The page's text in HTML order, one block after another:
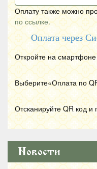
Оплату также можно
по ссылке.
Оплата через
Откройте на
Выберите«Оплата по
Отсканируйте QR код и
Новости